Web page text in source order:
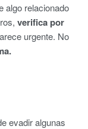
algo relacionado
verifica por
urgente. No
evadir algunas